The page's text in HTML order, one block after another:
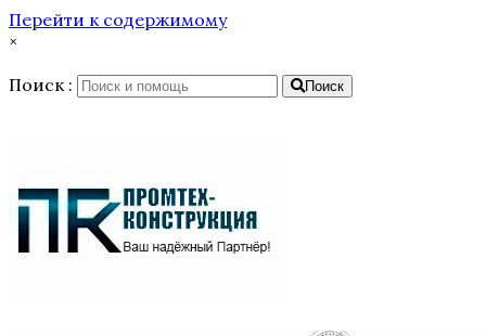
Перейти к содержимому
×
Поиск :
Поиск